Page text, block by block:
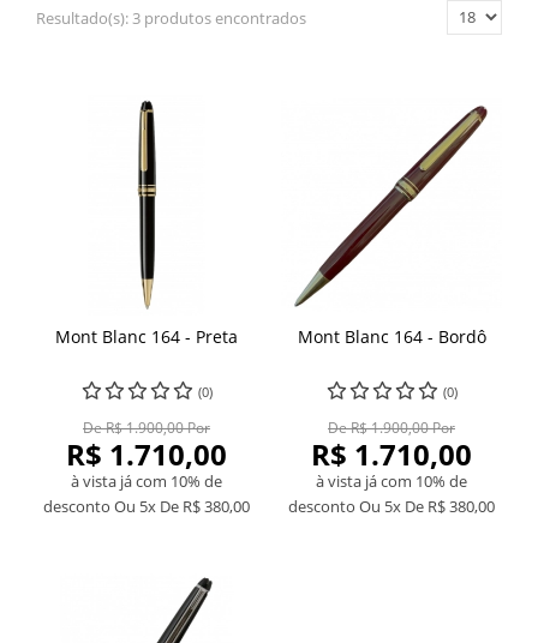
Resultado(s):3 produtos encontrados
Mont Blanc 164 - Preta
(0)
De R$ 1.900,00 Por
R$ 1.710,00
à vista já com 10% de
desconto Ou 5x De R$ 380,00
Mont Blanc 164 - Bordô
(0)
De R$ 1.900,00 Por
R$ 1.710,00
à vista já com 10% de
desconto Ou 5x De R$ 380,00